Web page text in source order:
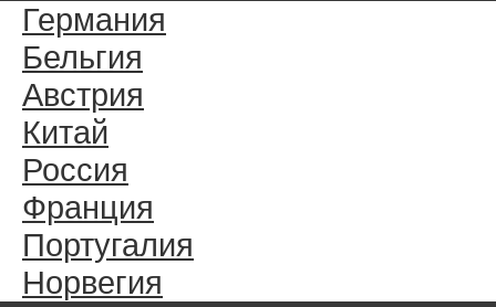
Германия
Бельгия
Австрия
Китай
Россия
Франция
Португалия
Норвегия